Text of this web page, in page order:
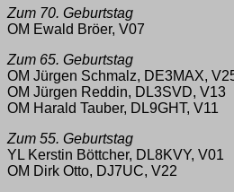
Zum 70. Geburtstag
OM Ewald Bröer, V07
Zum 65. Geburtstag
OM Jürgen Schmalz, DE3MAX,
OM Jürgen Reddin, DL3SVD, V13
OM Harald Tauber, DL9GHT, V11
Zum 55. Geburtstag
YL Kerstin Böttcher, DL8KVY, V01
OM Dirk Otto, DJ7UC, V22